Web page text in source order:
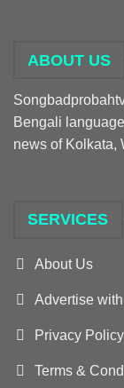
ABOUT US
Bengali
news of Kolkata,
SERVICES
About Us
Advertise
Privacy Policy
Terms &